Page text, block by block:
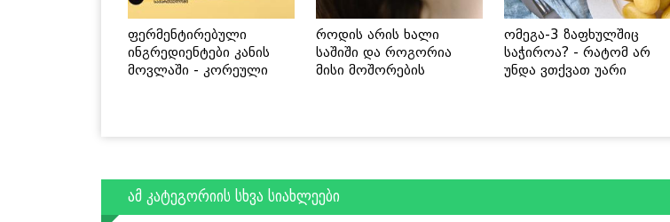
ფერმენტირებული
ინგრედიენტები კანის
მოვლაში - კორეული
როდის არის ხალი
საშიში და როგორია
მისი მოშორების
ომეგა-3 ზაფხულშიც
საჭიროა? - რატომ არ
უნდა ვთქვათ უარი
ამ კატეგორიის სხვა სიახლეები